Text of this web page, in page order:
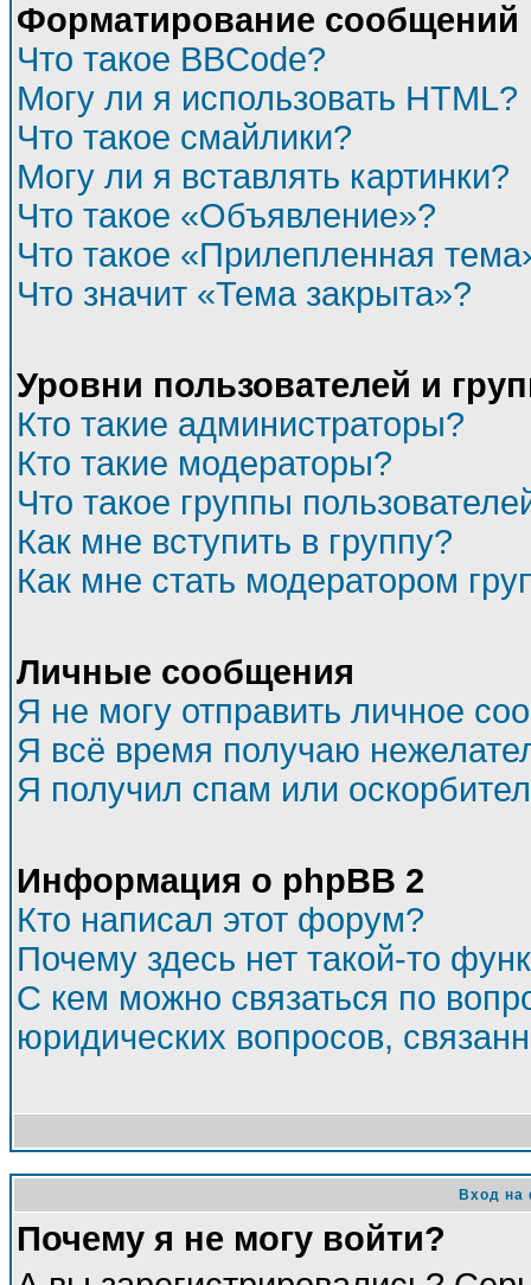
Форматирование
Что такое BBCode?
Могу ли я использовать HTML?
Что такое смайлики?
Могу ли я вставлять картинки?
Что такое «Объявление»?
Что такое «Прилепленная
Что значит «Тема закрыта»?
Уровни пользователей и
Кто такие администраторы?
Кто такие модераторы?
Что такое группы
Как мне вступить в группу?
Как мне стать модератором
Личные сообщения
Я не могу отправить личное
Я всё время получаю
Я получил спам или
Информация о phpBB 2
Кто написал этот форум?
Почему здесь нет такой-то
С кем можно связаться по
юридических вопросов,
Вход на
Почему я не могу войти?